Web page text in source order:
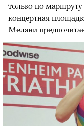
только по
концертная
Мелани